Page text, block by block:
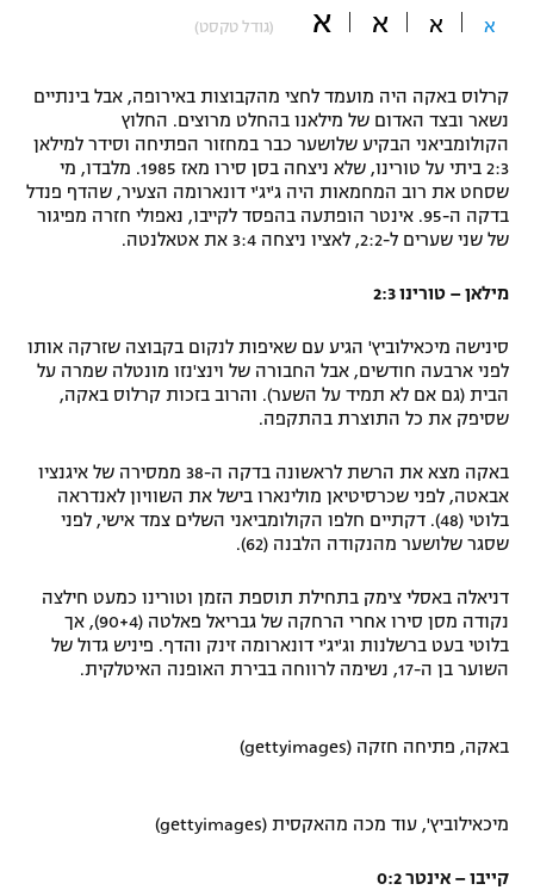
"מחצית בשכונה" – פודקאסט
משתתפים וזוכים בפרסים
תקנון משתתפים וזוכים בפרסים
תקנון עבור פעילות אלקטרה
תקנון עבור פעילות ספורט 1 – "מרלן"
טניס
תנאי שימוש
תקנון פעילות ספורט 1
הצטרפות לחבילת הערוצים
לוח דרושים – ג'ובנט
ספורט מוטורי
כדורמים
פוטבול אמריקאי NFL
ספורט אתגרי ואקסטרים
אומנויות לחימה
א א א א (גודל טקסט)
קרלוס באקה היה מועמד לחצי מהקבוצות באירופה, אבל בינתיים
נשאר ובצד האדום של מילאנו בהחלט מרוצים. החלוץ
הקולומביאני הבקיע שלושער כבר במחזור הפתיחה וסידר למילאן
2:3 ביתי על טורינו, שלא ניצחה בסן סירו מאז 1985. מלבדו, מי
שסחט את רוב המחמאות היה ג'יג'י דונארומה הצעיר, שהדף פנדל
בדקה ה-95. אינטר הופתעה בהפסד לקייבו, נאפולי חזרה מפיגור
של שני שערים ל-2:2, לאציו ניצחה 3:4 את אטאלנטה.
מילאן – טורינו 2:3
סינישה מיכאילוביץ' הגיע עם שאיפות לנקום בקבוצה שזרקה אותו
לפני ארבעה חודשים, אבל החבורה של וינצ'נזו מונטלה שמרה על
הבית (גם אם לא תמיד על השער). והרוב בזכות קרלוס באקה,
שסיפק את כל התוצרת בהתקפה.
באקה מצא את הרשת לראשונה בדקה ה-38 ממסירה של איגנציו
אבאטה, לפני שכרסיטיאן מולינארו בישל את השוויון לאנדראה
בלוטי (48). דקתיים חלפו הקולומביאני השלים צמד אישי, לפני
שסגר שלושער מהנקודה הלבנה (62).
דניאלה באסלי צימק בתחילת תוספת הזמן וטורינו כמעט חילצה
נקודה מסן סירו אחרי הרחקה של גבריאל פאלטה (90+4), אך
בלוטי בעט ברשלנות וג'יג'י דונארומה זינק והדף. פיניש גדול של
השוער בן ה-17, נשימה לרווחה בבירת האופנה האיטלקית.
באקה, פתיחה חזקה (gettyimages)
מיכאילוביץ', עוד מכה מהאקסית (gettyimages)
קייבו – אינטר 0:2